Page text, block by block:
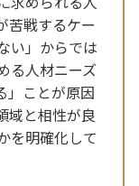
苦戦するケー
い」からでは
る人材ニーズ
」ことが原因
域と相性が良
を明確化して